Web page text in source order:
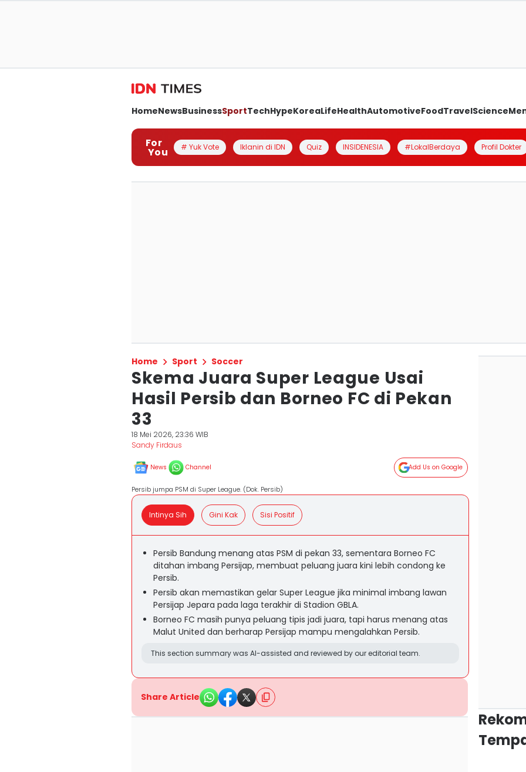
HomeNewsBusinessSportTechHypeKoreaLifeHealthAutomotiveFoodTravelScience
For
You # Yuk Vote Iklanin di IDN Quiz INSIDENESIA #LokalBerdaya Profil Dokter
Home Sport Soccer
Skema Juara Super League Usai
Hasil Persib dan Borneo FC di Pekan
33
18 Mei 2026, 23:36 WIB
Sandy Firdaus
News Channel Add Us on Google
Persib jumpa PSM di Super League. (Dok. Persib)
Intinya Sih Gini Kak Sisi Positif
Persib Bandung menang atas PSM di pekan 33, sementara Borneo FC
ditahan imbang Persijap, membuat peluang juara kini lebih condong ke
Persib.
Persib akan memastikan gelar Super League jika minimal imbang lawan
Persijap Jepara pada laga terakhir di Stadion GBLA.
Borneo FC masih punya peluang tipis jadi juara, tapi harus menang atas
Malut United dan berharap Persijap mampu mengalahkan Persib.
This section summary was AI-assisted and reviewed by our editorial team.
Share Article